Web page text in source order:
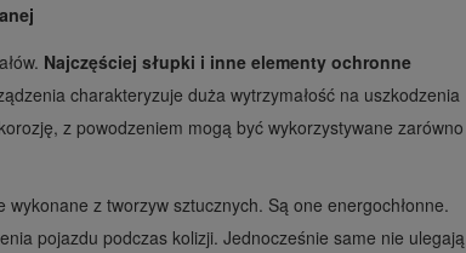
Najczęściej słupki i inne elementy ochronne
charakteryzuje duża wytrzymałość na uszkodzenia
z powodzeniem mogą być wykorzystywane zarówno
z tworzyw sztucznych. Są one energochłonne.
pojazdu podczas kolizji. Jednocześnie same nie ulegają